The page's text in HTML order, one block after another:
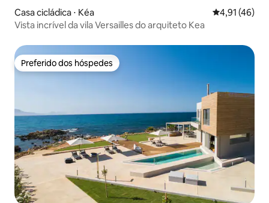
Casa cicládica ⋅ Kéa 4,91 de uma
4,91 (46)
Vista incrível da vila Versailles do arquiteto Kea
Preferido dos hóspedes
Preferido dos hóspedes